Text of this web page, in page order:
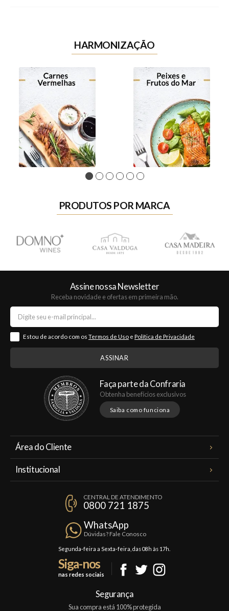
HARMONIZAÇÃO
1 2 3 4 5 6
PRODUTOS POR MARCA
Assine nossa Newsletter
Receba novidade e ofertas em primeira mão.
Estou de acordo com os Termos de Uso e Política de Privacidade
Faça parte da Confraria
Obtenha benefícios exclusivos
Saiba como funciona
Área do Cliente
Institucional
Política de Privacidade
Trocas e Devoluções
Formas de Pagamento
CENTRAL DE ATENDIMENTO
0800 721 1875
WhatsApp
Dúvidas? Fale Conosco
Segunda-feira a Sexta-feira, das 08h às 17h.
Siga-nos
nas redes sociais
Segurança
Sua compra está 100% protegida